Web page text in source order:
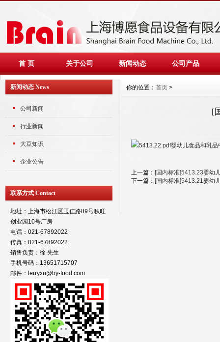
首 页 关于公司 新闻动态 公司产品
新闻动态 News
公司新闻
行业新闻
大豆知识
企业公告
联系方式 Contact
地址：上海市松江区玉佳路89号积旺
创业园10号厂房
电话：021-67892022
传真：021-67892022
销售负责：徐 先生
手机号码：13651715707
邮件：terryxu@by-food.com
你的位置： 首页 >
[
5413.22.pdf婴幼儿食品和乳品
上一篇： [国内标准]5413.23婴幼
下一篇： [国内标准]5413.21婴幼